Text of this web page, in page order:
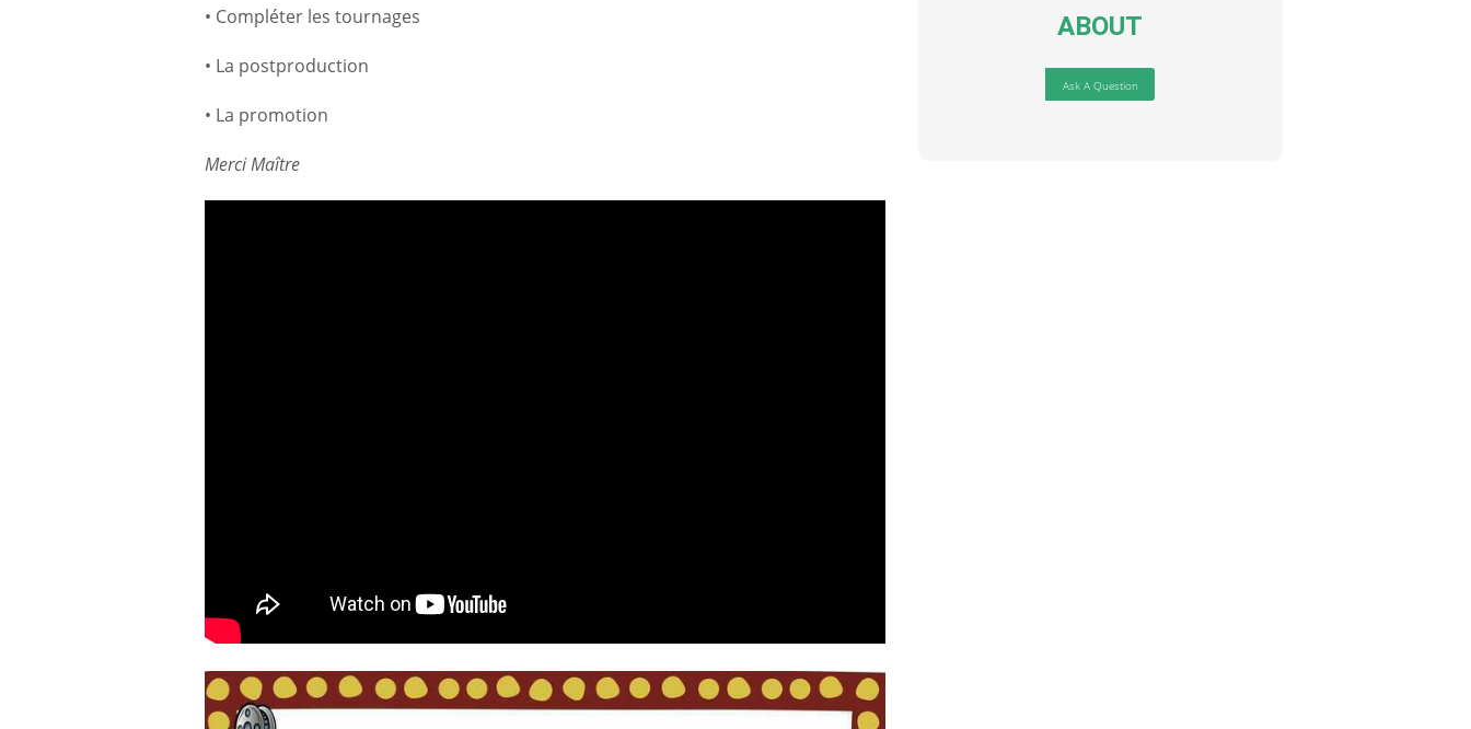
• Compléter les tournages
• La postproduction
• La promotion
Merci Maître
ABOUT
Ask A Question